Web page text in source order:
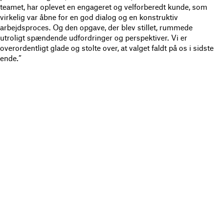
teamet, har oplevet en engageret og velforberedt kunde, som
virkelig var åbne for en god dialog og en konstruktiv
arbejdsproces. Og den opgave, der blev stillet, rummede
utroligt spændende udfordringer og perspektiver. Vi er
overordentligt glade og stolte over, at valget faldt på os i sidste
ende.”